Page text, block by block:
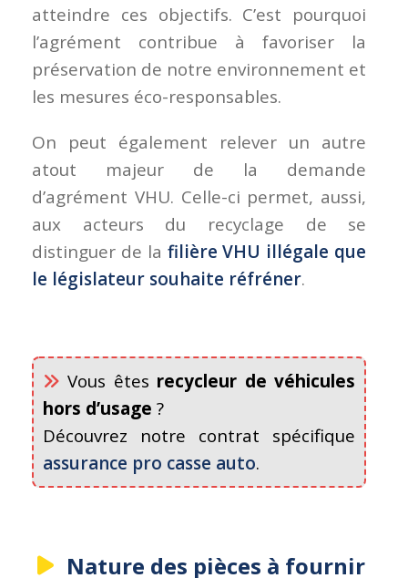
atteindre ces objectifs. C’est pourquoi
l’agrément contribue à favoriser la
préservation de notre environnement et
les mesures éco-responsables.
On peut également relever un autre
atout majeur de la demande
d’agrément VHU. Celle-ci permet, aussi,
aux acteurs du recyclage de se
distinguer de la filière VHU illégale que
le législateur souhaite réfréner.
Vous êtes recycleur de véhicules
hors d’usage ?
Découvrez notre contrat spécifique
assurance pro casse auto.
Nature des pièces à fournir